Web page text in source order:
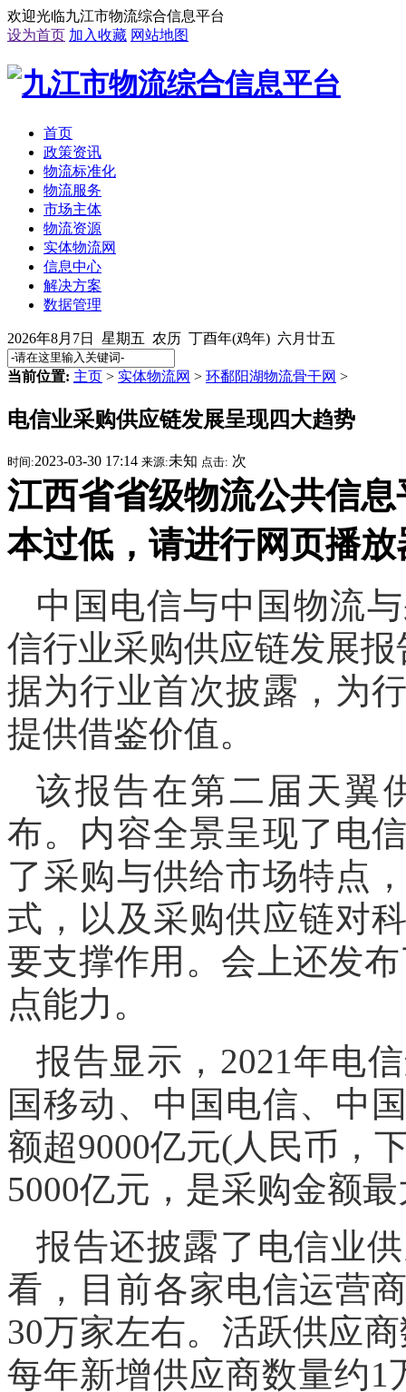
欢迎光临九江市物流综合信息平台
设为首页 加入收藏 网站地图
首页
政策资讯
物流标准化
物流服务
市场主体
物流资源
实体物流网
信息中心
解决方案
数据管理
2026年8月7日 星期五 农历 丁酉年(鸡年) 六月廿五
当前位置: 主页 > 实体物流网 > 环鄱阳湖物流骨干网 >
电信业采购供应链发展呈现四大趋势
时间:2023-03-30 17:14 来源:未知 点击: 次
江西省省级物流公共信
本过低，请进行网页播
中国电信与中国物流
信行业采购供应链发展
据为行业首次披露，为
提供借鉴价值。
该报告在第二届天翼
布。内容全景呈现了电
了采购与供给市场特点
式，以及采购供应链对
要支撑作用。会上还发
点能力。
报告显示，2021年电
国移动、中国电信、中
额超9000亿元(人民币，
5000亿元，是采购金额
报告还披露了电信业
看，目前各家电信运营
30万家左右。活跃供应
每年新增供应商数量约